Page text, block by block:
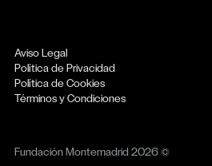
Aviso Legal
Política de Privacidad
Política de Cookies
Términos y Condiciones
Fundación Montemadrid 2026 ©